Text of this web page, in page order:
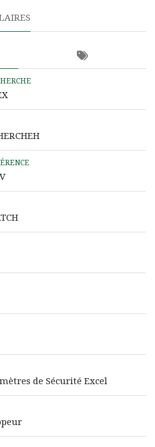
de Sécurité Excel